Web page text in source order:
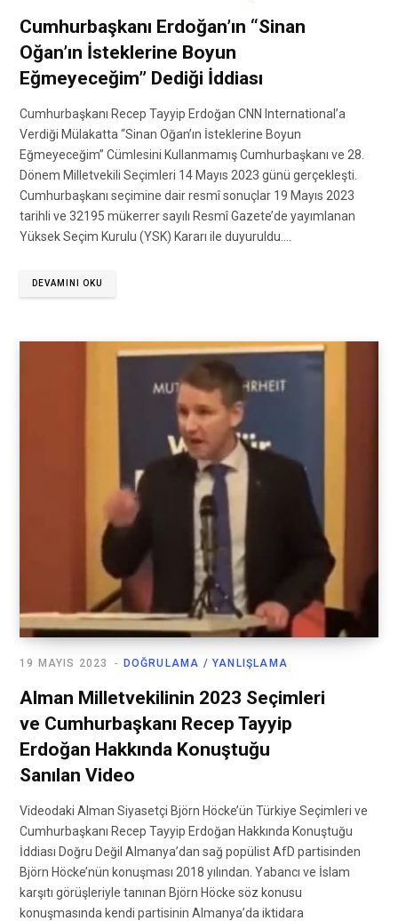
Cumhurbaşkanı Erdoğan’ın “Sinan
Oğan’ın İsteklerine Boyun
Eğmeyeceğim” Dediği İddiası
Cumhurbaşkanı Recep Tayyip Erdoğan CNN International’a
Verdiği Mülakatta “Sinan Oğan’ın İsteklerine Boyun
Eğmeyeceğim” Cümlesini Kullanmamış Cumhurbaşkanı ve 28.
Dönem Milletvekili Seçimleri 14 Mayıs 2023 günü gerçekleşti.
Cumhurbaşkanı seçimine dair resmî sonuçlar 19 Mayıs 2023
tarihli ve 32195 mükerrer sayılı Resmî Gazete’de yayımlanan
Yüksek Seçim Kurulu (YSK) Kararı ile duyuruldu.…
DEVAMINI OKU
DOĞRULAMA / YANLIŞLAMA
19 MAYIS 2023
Alman Milletvekilinin 2023 Seçimleri
ve Cumhurbaşkanı Recep Tayyip
Erdoğan Hakkında Konuştuğu
Sanılan Video
Videodaki Alman Siyasetçi Björn Höcke’ün Türkiye Seçimleri ve
Cumhurbaşkanı Recep Tayyip Erdoğan Hakkında Konuştuğu
İddiası Doğru Değil Almanya’dan sağ popülist AfD partisinden
Björn Höcke’nün konuşması 2018 yılından. Yabancı ve İslam
karşıtı görüşleriyle tanınan Björn Höcke söz konusu
konuşmasında kendi partisinin Almanya’da iktidara